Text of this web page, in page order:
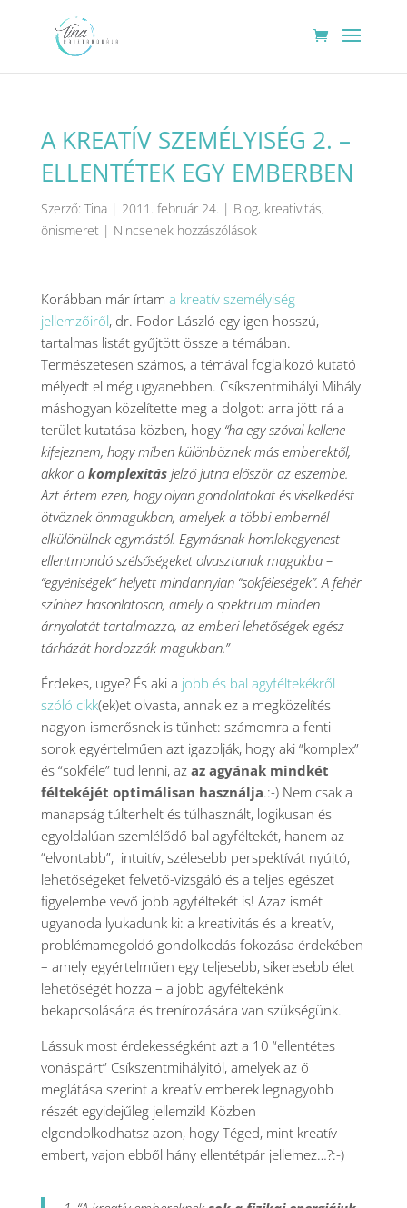
A KREATÍV SZEMÉLYISÉG 2. –
ELLENTÉTEK EGY EMBERBEN
Szerző: Tina| 2011. február 24. | Blog, kreativitás,
önismeret| Nincsenek hozzászólások
Korábban már írtam a kreatív személyiség
jellemzőiről, dr. Fodor László egy igen hosszú,
tartalmas listát gyűjtött össze a témában.
Természetesen számos, a témával foglalkozó kutató
mélyedt el még ugyanebben. Csíkszentmihályi Mihály
máshogyan közelítette meg a dolgot: arra jött rá a
terület kutatása közben, hogy “ha egy szóval kellene
kifejeznem, hogy miben különböznek más emberektől,
akkor a komplexitásjelző jutna először az eszembe.
Azt értem ezen, hogy olyan gondolatokat és viselkedést
ötvöznek önmagukban, amelyek a többi embernél
elkülönülnek egymástól. Egymásnak homlokegyenest
ellentmondó szélsőségeket olvasztanak magukba –
“egyéniségek” helyett mindannyian “sokféleségek”. A fehér
színhez hasonlatosan, amely a spektrum minden
árnyalatát tartalmazza, az emberi lehetőségek egész
tárházát hordozzák magukban.”
Érdekes, ugye? És aki a jobb és bal agyféltekékről
szóló cikk(ek)et olvasta, annak ez a megközelítés
nagyon ismerősnek is tűnhet: számomra a fenti
sorok egyértelműen azt igazolják, hogy aki “komplex”
és “sokféle” tud lenni, az az agyának mindkét
féltekéjét optimálisan használja.:-) Nem csak a
manapság túlterhelt és túlhasznált, logikusan és
egyoldalúan szemlélődő bal agyféltekét, hanem az
“elvontabb”, intuitív, szélesebb perspektívát nyújtó,
lehetőségeket felvető-vizsgáló és a teljes egészet
figyelembe vevő jobb agyféltekét is! Azaz ismét
ugyanoda lyukadunk ki: a kreativitás és a kreatív,
problémamegoldó gondolkodás fokozása érdekében
– amely egyértelműen egy teljesebb, sikeresebb élet
lehetőségét hozza – a jobb agyféltekénk
bekapcsolására és trenírozására van szükségünk.
Lássuk most érdekességként azt a 10 “ellentétes
vonáspárt” Csíkszentmihályitól, amelyek az ő
meglátása szerint a kreatív emberek legnagyobb
részét egyidejűleg jellemzik! Közben
elgondolkodhatsz azon, hogy Téged, mint kreatív
embert, vajon ebből hány ellentétpár jellemez…?:-)